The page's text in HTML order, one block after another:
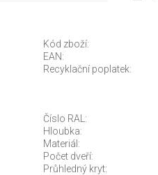
Kód zboží:
EAN:
Recyklační poplatek:
Číslo RAL:
Hloubka:
Materiál:
Počet dveří:
Průhledný kryt: